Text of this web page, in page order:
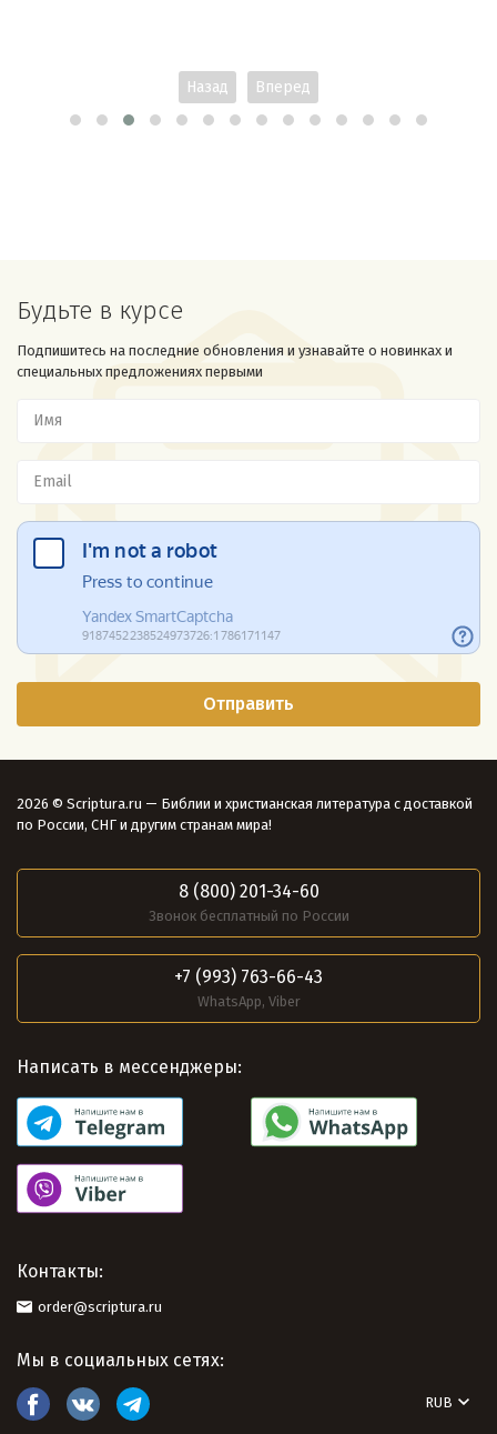
Назад Вперед
Будьте в курсе
Подпишитесь на последние обновления и узнавайте о новинках и
специальных предложениях первыми
2026 © Scriptura.ru — Библии и христианская литература с доставкой
по России, СНГ и другим странам мира!
8 (800) 201-34-60
Звонок бесплатный по России
+7 (993) 763-66-43
WhatsApp, Viber
Написать в мессенджеры:
Контакты:
order@scriptura.ru
Мы в социальных сетях:
RUB